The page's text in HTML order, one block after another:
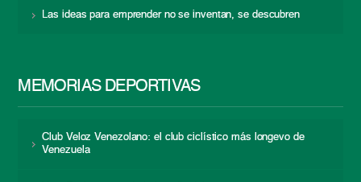
Las ideas para emprender no se inventan, se descubren
MEMORIAS DEPORTIVAS
Club Veloz Venezolano: el club ciclístico más longevo de
Venezuela